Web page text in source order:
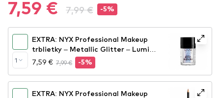
7,59 € 7,99 € -5%
1
EXTRA: NYX Professional Makeup
trblietky – Metallic Glitter – Lumi-
Lite (MGLI05)
7,59 € 7,99 € -5%
EXTRA: NYX Professional Makeup